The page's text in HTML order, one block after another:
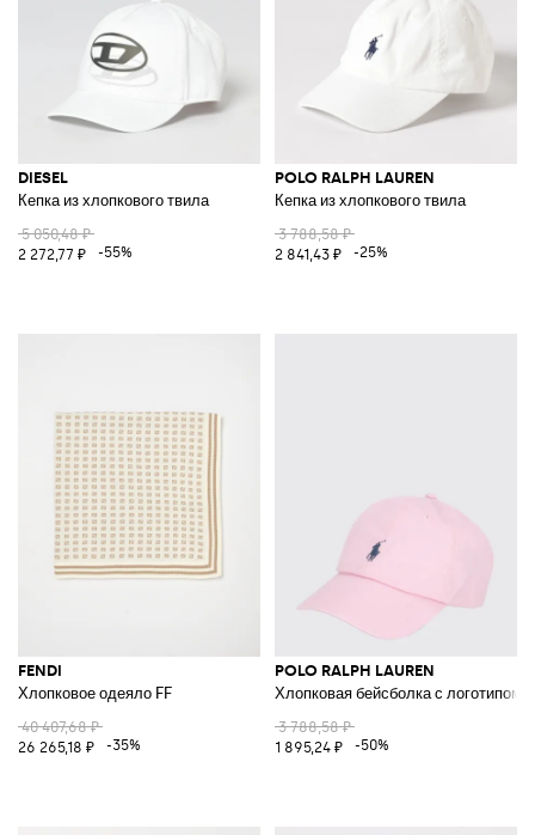
DIESEL
Кепка из хлопкового твила
5 050,48 ₽
2 272,77 ₽
-55%
POLO RALPH LAUREN
Кепка из хлопкового твила
3 788,58 ₽
2 841,43 ₽
-25%
FENDI
Хлопковое одеяло FF
40 407,68 ₽
26 265,18 ₽
-35%
POLO RALPH LAUREN
Хлопковая бейсболка с логотипом
3 788,58 ₽
1 895,24 ₽
-50%